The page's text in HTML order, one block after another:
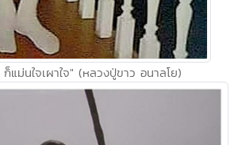
แม่นใจเผาใจ" (หลวงปู่ขาว อนาลโย)